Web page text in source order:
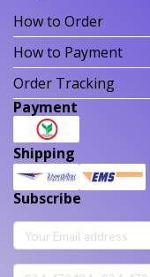
How to Order
How to Payment
Order Tracking
Payment
Shipping
Subscribe